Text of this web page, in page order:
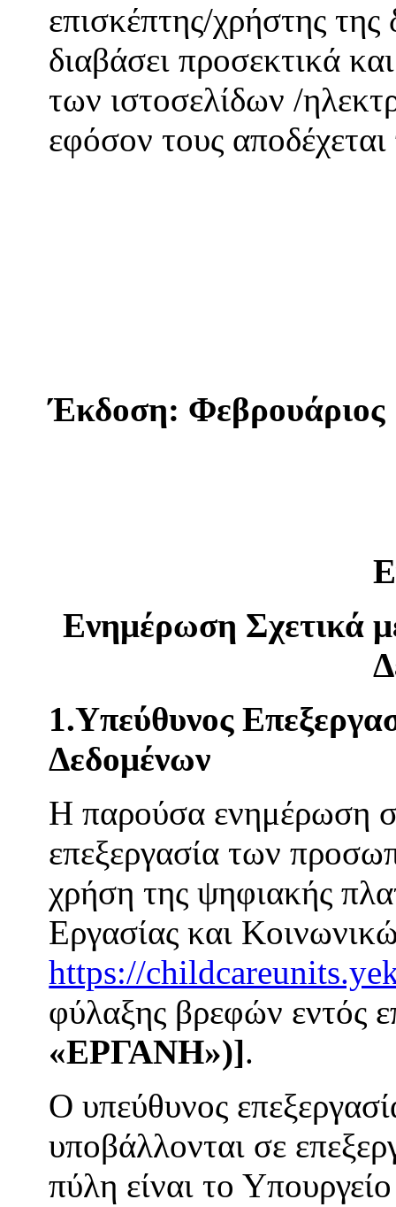
επισκέπτης/χρήστης της
διαβάσει προσεκτικά
των ιστοσελίδων /
εφόσον τους
Έκδοση:
Ενημέρωση Σχετικά
1.Υπεύθυνος
Δεδομένων
Η παρούσα ενημέρωση
επεξεργασία των
χρήση της ψηφιακής
Εργασίας και
https://
φύλαξης βρεφών εντός
«ΕΡΓΑΝΗ»)].
Ο υπεύθυνος
υποβάλλονται σε
πύλη είναι το